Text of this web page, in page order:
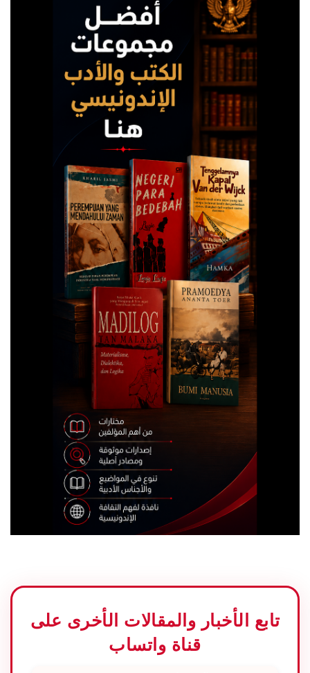
تابع الأخبار والمقالات الأخرى على
قناة واتساب